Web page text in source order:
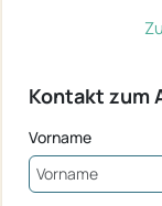
Kontakt zum
Vorname